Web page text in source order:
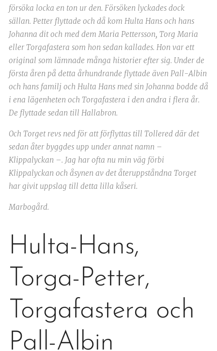
försöka locka en ton ur den. Försöken lyckades dock
sällan. Petter flyttade och då kom Hulta Hans och hans
Johanna dit och med dem Maria Pettersson, Torg Maria
eller Torgafastera som hon sedan kallades. Hon var ett
original som lämnade många historier efter sig. Under de
första åren på detta århundrande flyttade även Pall-Albin
och hans familj och Hulta Hans med sin Johanna bodde då
i ena lägenheten och Torgafastera i den andra i flera år.
De flyttade sedan till Hallabron.
Och Torget revs ned för att förflyttas till Tollered där det
sedan åter byggdes upp under annat namn –
Klippalyckan –. Jag har ofta nu min väg förbi
Klippalyckan och åsynen av det återuppståndna Torget
har givit uppslag till detta lilla kåseri.
Marbogård.
Hulta-Hans,
Torga-Petter,
Torgafastera och
Pall-Albin